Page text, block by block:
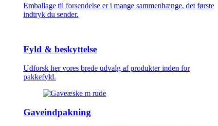
Emballage til forsendelse er i mange sammenhænge, det første
indtryk du sender.
Fyld & beskyttelse
Udforsk her vores brede udvalg af produkter inden for
pakkefyld.
Gaveindpakning